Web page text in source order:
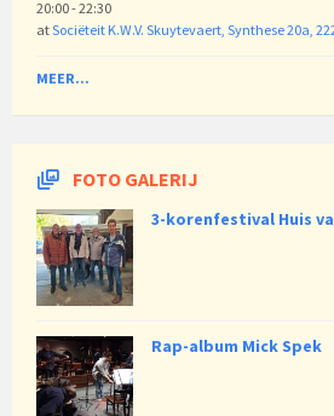
20:00 - 22:30
atSociëteit K.W.V. Skuytevaert, Synthese 20a,
MEER...
FOTO GALERIJ
3-korenfestival Huis
Rap-album Mick Spek